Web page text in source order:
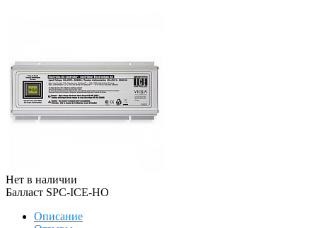
Нет в наличии
Балласт SPC-ICE-HO
Описание